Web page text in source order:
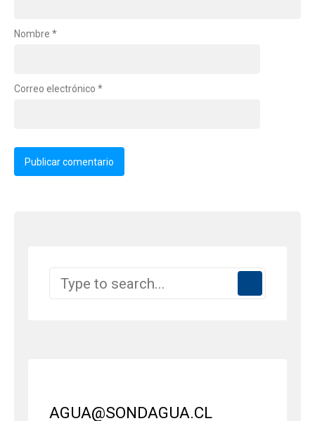
Nombre *
Correo electrónico *
AGUA@SONDAGUA.CL